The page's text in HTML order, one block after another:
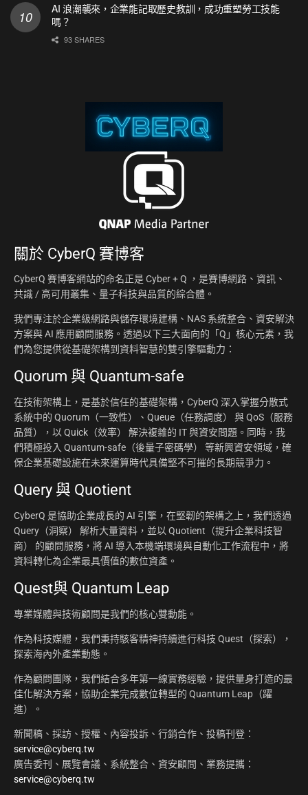
AI 浪潮襲來，企業能記取歷史教訓，成功重塑勞工技能
嗎？
93 SHARES
關於 CyberQ 賽博客
CyberQ 賽博客網站的命名正是 Cyber + Q ，是賽博網路、資訊、
共識 / 高可用叢集、量子科技與品質的綜合體。
我們專注於企業級網路與儲存環境建構、NAS 系統整合、資安解決
方案與 AI 應用顧問服務。透過以下三大面向的「Q」核心元素，我
們為您提供從基礎架構到資料智慧的雙引擎驅動力：
Quorum 與 Quantum-safe
在技術架構上，是基於信任的基礎架構，CyberQ 深入掌握分散式
系統中的 Quorum（一致性）、Queue（任務調度） 與 QoS（服務
品質），以 Quick（效率） 解決複雜的 IT 與資安問題。同時，我
們積極投入 Quantum-safe（後量子密碼學） 等新興資安領域，確
保企業基礎設施在未來運算時代具備堅不可摧的長期競爭力。
Query 與 Quotient
CyberQ 是協助企業成長的 AI 引擎，在堅韌的架構之上，我們透過
Query（洞察） 解析大量資料，並以 Quotient（提升企業科技智
商） 的顧問服務，將 AI 導入本機端環境與自動化工作流程中，將
資料轉化為企業最具價值的數位資產。
Quest與 Quantum Leap
專業媒體與技術顧問是我們的核心雙動能。
作為科技媒體，我們秉持駭客精神持續進行科技 Quest（探索），
探索海內外產業動態。
作為顧問團隊，我們結合多年第一線實務經驗，提供量身打造的最
佳化解決方案，協助企業完成數位轉型的 Quantum Leap（躍
進）。
新聞稿、採訪、授權、內容投訴、行銷合作、投稿刊登：
service@cyberq.tw
廣告委刊、展覽會議、系統整合、資安顧問、業務提攜：
service@cyberq.tw